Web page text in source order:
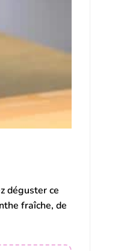
déguster ce
fraîche, de